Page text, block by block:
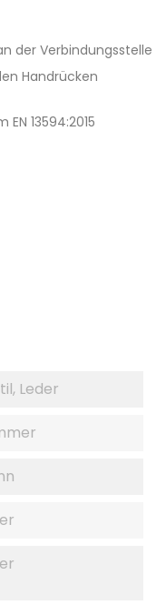
der Verbindungsstelle
Handrücken
13594:2015
Leder